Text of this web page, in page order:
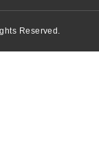
Reserved.